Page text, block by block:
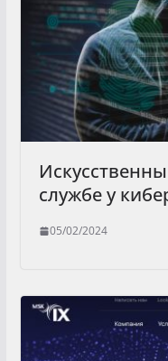
службе у
05/02/2024